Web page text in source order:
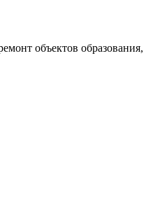
объектов образования,